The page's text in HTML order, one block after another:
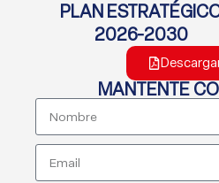
PLAN
2026-2030
MANTENTE